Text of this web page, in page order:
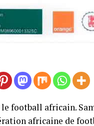
football africain.
africaine de